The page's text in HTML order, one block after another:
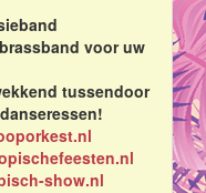
voor uw
tussendoor
show.nl